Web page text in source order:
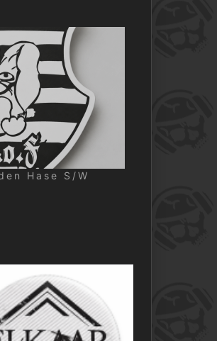
Hase S/W